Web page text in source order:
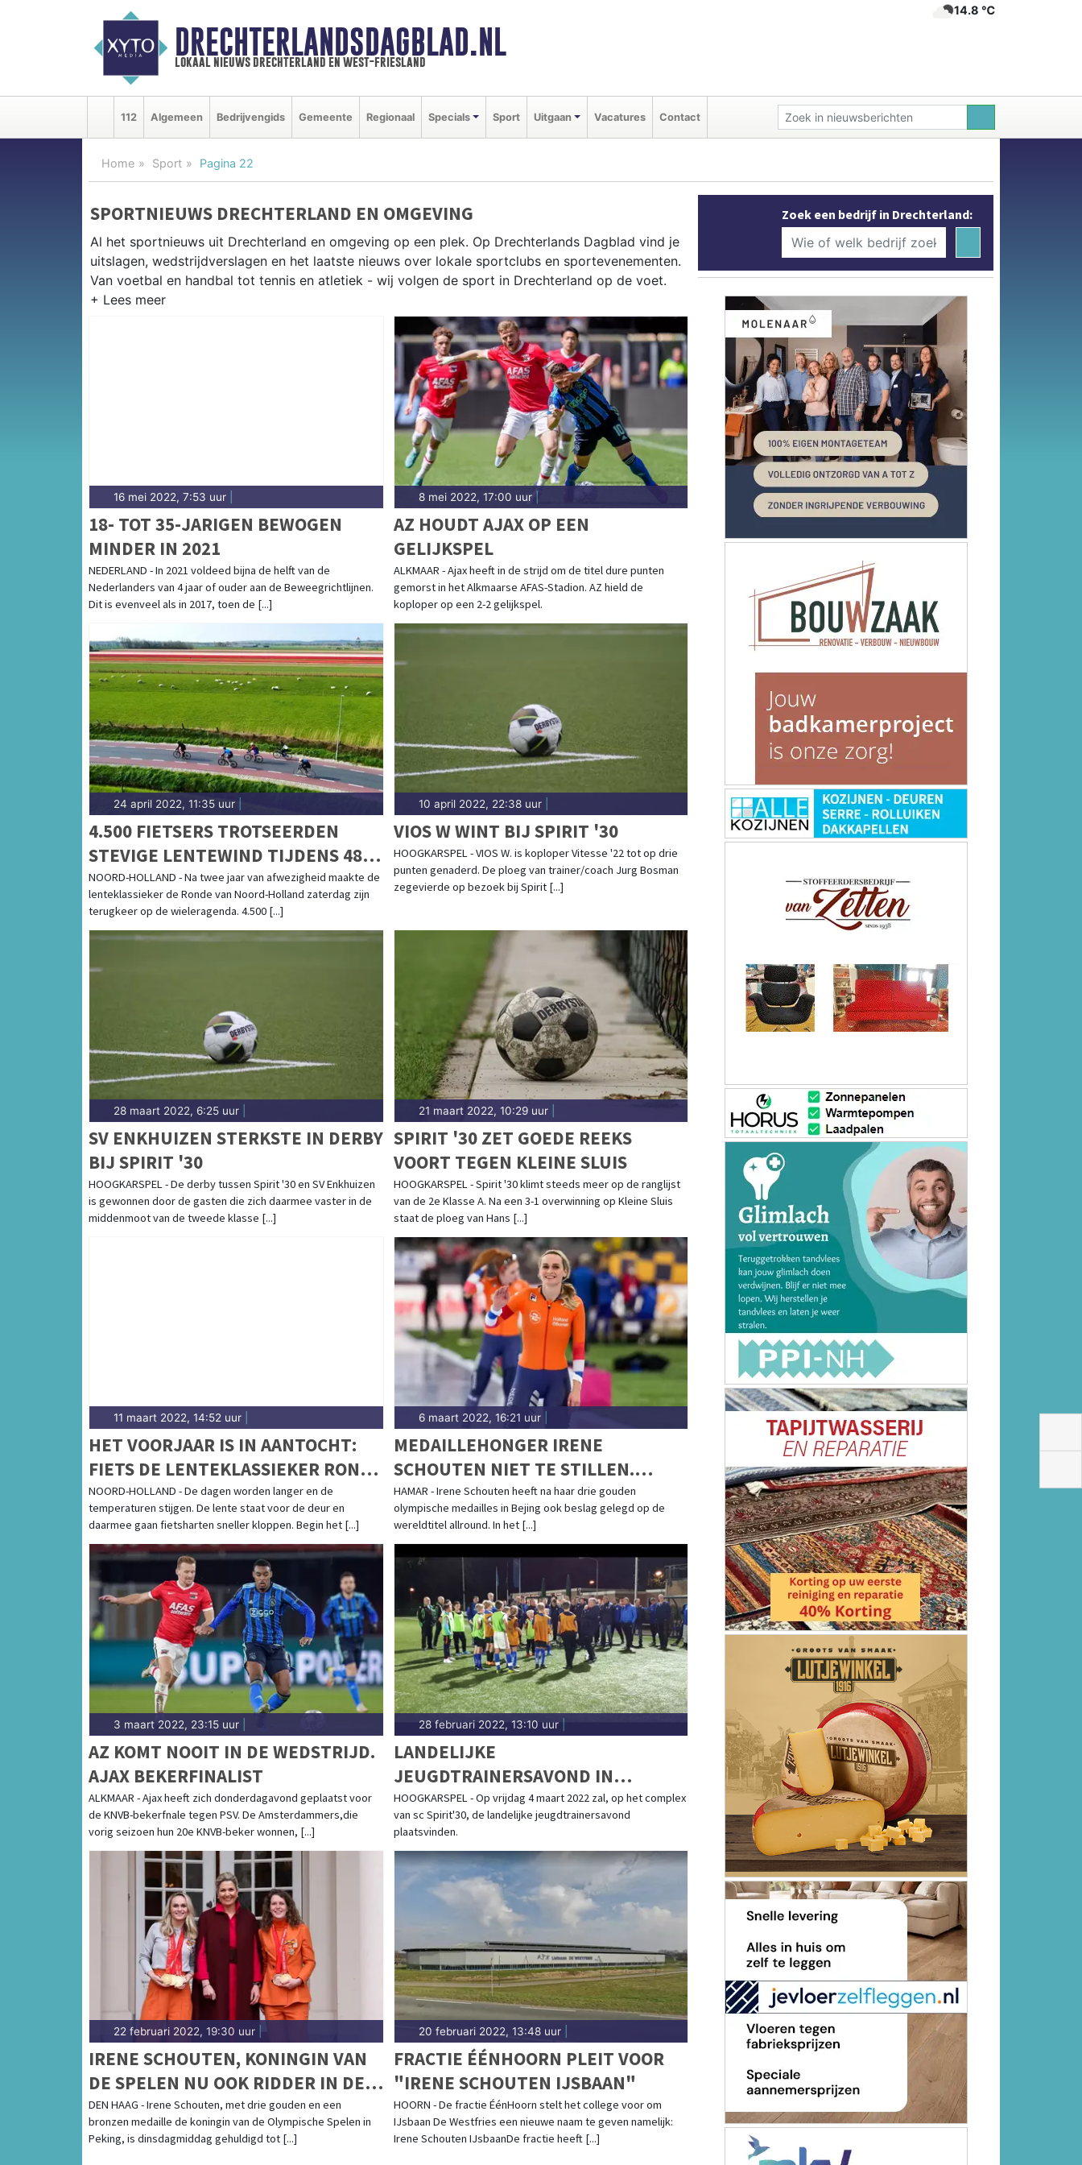
DRECHTERLANDSDAGBLAD.NL
lokaal nieuws drechterland en west-friesland
14.8 ℃
112 Algemeen Bedrijvengids Gemeente Regionaal Specials Sport Uitgaan Vacatures Contact
Home Sport Pagina 22
SPORTNIEUWS DRECHTERLAND EN OMGEVING
Al het sportnieuws uit Drechterland en omgeving op een plek. Op Drechterlands Dagblad vind je
uitslagen, wedstrijdverslagen en het laatste nieuws over lokale sportclubs en sportevenementen.
Van voetbal en handbal tot tennis en atletiek - wij volgen de sport in Drechterland op de voet.
Van VV Hoogkarspel en WHC Westwoud tot korfbal en wielrennen in de West-Friese polders —
sport in Drechterland heeft een uitgesproken Westfries karakter. Blijf op de hoogte van alle
16 mei 2022, 7:53 uur
18- TOT 35-JARIGEN BEWOGEN
MINDER IN 2021
NEDERLAND - In 2021 voldeed bijna de helft van de
Nederlanders van 4 jaar of ouder aan de Beweegrichtlijnen.
Dit is evenveel als in 2017, toen de [...]
8 mei 2022, 17:00 uur|
AZ HOUDT AJAX OP EEN
GELIJKSPEL
ALKMAAR - Ajax heeft in de strijd om de titel dure punten
gemorst in het Alkmaarse AFAS-Stadion. AZ hield de
koploper op een 2-2 gelijkspel.
24 april 2022, 11:35 uur
4.500 FIETSERS TROTSEERDEN
STEVIGE LENTEWIND TIJDENS 48E
RONDE VAN NOORD-HOLLAND
NOORD-HOLLAND - Na twee jaar van afwezigheid maakte de
lenteklassieker de Ronde van Noord-Holland zaterdag zijn
terugkeer op de wieleragenda. 4.500 [...]
10 april 2022, 22:38 uur|
VIOS W WINT BIJ SPIRIT '30
HOOGKARSPEL - VIOS W. is koploper Vitesse '22 tot op drie
punten genaderd. De ploeg van trainer/coach Jurg Bosman
zegevierde op bezoek bij Spirit [...]
28 maart 2022, 6:25 uur
SV ENKHUIZEN STERKSTE IN DERBY
BIJ SPIRIT '30
HOOGKARSPEL - De derby tussen Spirit '30 en SV Enkhuizen
is gewonnen door de gasten die zich daarmee vaster in de
middenmoot van de tweede klasse [...]
21 maart 2022, 10:29 uur|
SPIRIT '30 ZET GOEDE REEKS
VOORT TEGEN KLEINE SLUIS
HOOGKARSPEL - Spirit '30 klimt steeds meer op de ranglijst
van de 2e Klasse A. Na een 3-1 overwinning op Kleine Sluis
staat de ploeg van Hans [...]
11 maart 2022, 14:52 uur
HET VOORJAAR IS IN AANTOCHT:
FIETS DE LENTEKLASSIEKER RONDE
VAN NOORD-HOLLAND
NOORD-HOLLAND - De dagen worden langer en de
temperaturen stijgen. De lente staat voor de deur en
daarmee gaan fietsharten sneller kloppen. Begin het [...]
6 maart 2022, 16:21 uur|
MEDAILLEHONGER IRENE
SCHOUTEN NIET TE STILLEN.
WESTFRIESE SCHAATSTER WINT
WK-ALLROUND
HAMAR - Irene Schouten heeft na haar drie gouden
olympische medailles in Bejing ook beslag gelegd op de
wereldtitel allround. In het [...]
3 maart 2022, 23:15 uur
AZ KOMT NOOIT IN DE WEDSTRIJD.
AJAX BEKERFINALIST
ALKMAAR - Ajax heeft zich donderdagavond geplaatst voor
de KNVB-bekerfnale tegen PSV. De Amsterdammers,die
vorig seizoen hun 20e KNVB-beker wonnen, [...]
28 februari 2022, 13:10 uur|
LANDELIJKE
JEUGDTRAINERSAVOND IN
HOOGKARSPEL
HOOGKARSPEL - Op vrijdag 4 maart 2022 zal, op het complex
van sc Spirit'30, de landelijke jeugdtrainersavond
plaatsvinden.
22 februari 2022, 19:30 uur
IRENE SCHOUTEN, KONINGIN VAN
DE SPELEN NU OOK RIDDER IN DE
ORDE VAN ORANJE NASSAU
DEN HAAG - Irene Schouten, met drie gouden en een
bronzen medaille de koningin van de Olympische Spelen in
Peking, is dinsdagmiddag gehuldigd tot [...]
20 februari 2022, 13:48 uur|
FRACTIE ÉÉNHOORN PLEIT VOOR
"IRENE SCHOUTEN IJSBAAN"
HOORN - De fractie ÉénHoorn stelt het college voor om
IJsbaan De Westfries een nieuwe naam te geven namelijk:
Irene Schouten IJsbaanDe fractie heeft [...]
Zoek een bedrijf in Drechterland: